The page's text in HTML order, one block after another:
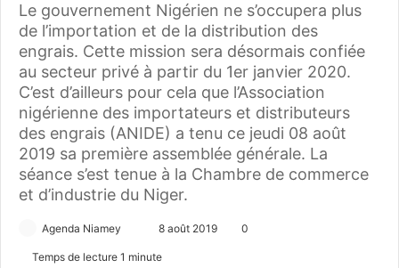
Le gouvernement Nigérien ne s’occupera plus
de l’importation et de la distribution des
engrais. Cette mission sera désormais confiée
au secteur privé à partir du 1er janvier 2020.
C’est d’ailleurs pour cela que l’Association
nigérienne des importateurs et distributeurs
des engrais (ANIDE) a tenu ce jeudi 08 août
2019 sa première assemblée générale. La
séance s’est tenue à la Chambre de commerce
et d’industrie du Niger.
Agenda Niamey
n
8 août 2019 0
Temps de lecture 1 minute